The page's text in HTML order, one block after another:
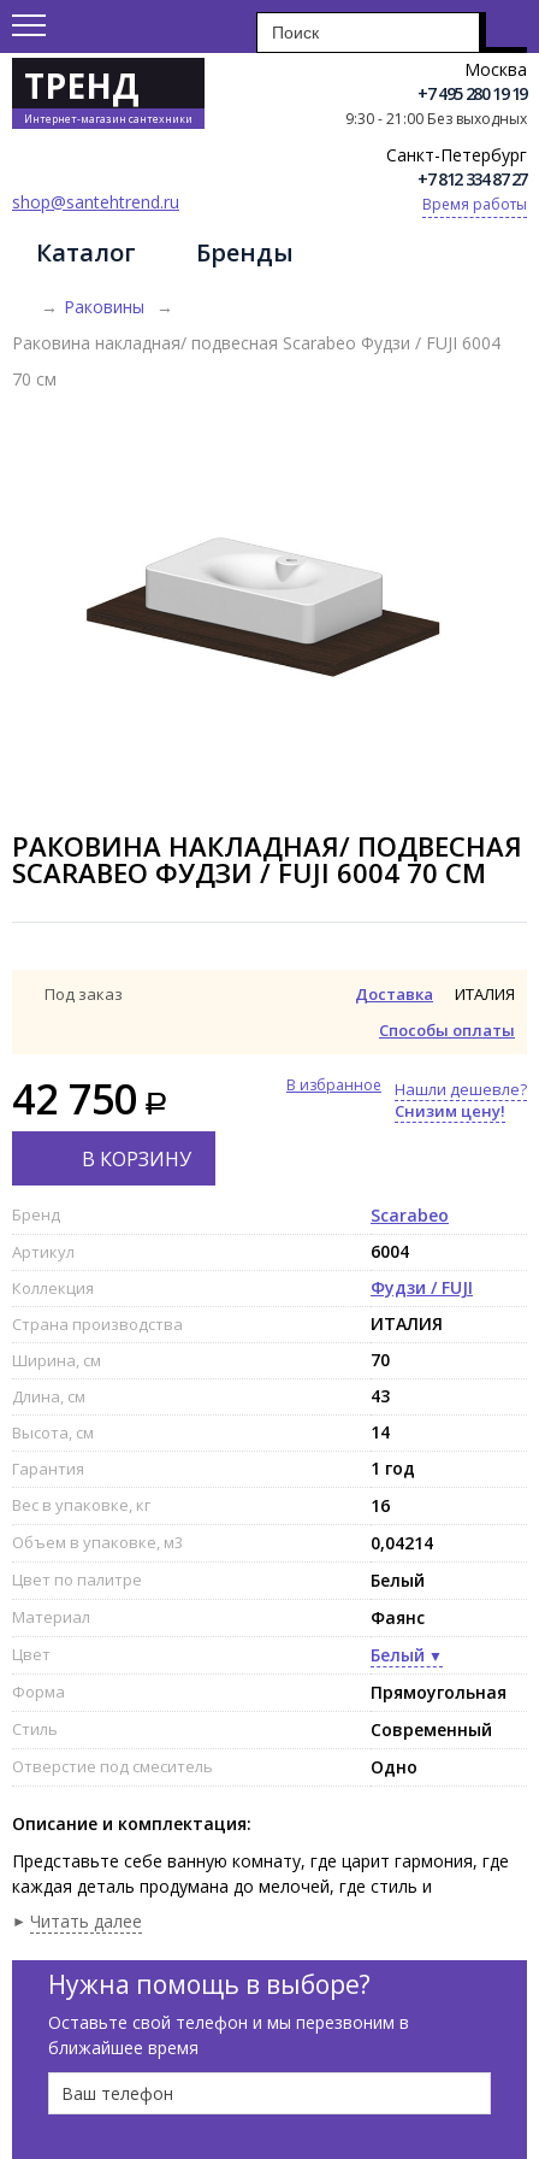
ТРЕНД
Интернет-магазин сантехники
Москва
+7 495 280 19 19
9:30 - 21:00 Без выходных
Санкт-Петербург
+7 812 334 87 27
Время работы
shop@santehtrend.ru
Каталог Бренды
→ Раковины
→
Раковина накладная/ подвесная Scarabeo Фудзи / FUJI 6004
70 см
РАКОВИНА НАКЛАДНАЯ/ ПОДВЕСНАЯ
SCARABEO ФУДЗИ / FUJI 6004 70 СМ
Под заказ
Доставка
Способы оплаты
ИТАЛИЯ
42 750
Нашли дешевле?
Снизим цену!
В избранное
В КОРЗИНУ
Бренд Scarabeo
Артикул 6004
Коллекция Фудзи / FUJI
Страна производства ИТАЛИЯ
Ширина, см 70
Длина, см 43
Высота, см 14
Гарантия 1 год
Вес в упаковке, кг 16
Объем в упаковке, м3 0,04214
Цвет по палитре Белый
Материал Фаянс
Цвет Белый
Форма Прямоугольная
Стиль Современный
Отверстие под смеситель Одно
Описание и комплектация:
Представьте себе ванную комнату, где царит гармония, где
каждая деталь продумана до мелочей, где стиль и
функциональность сливаются воедино. Именно такую
атмосферу создает накладная/подвесная раковина Scarabeo
Фудзи / FUJI 6004 – воплощение элегантного минимализма и
безупречного качества.
Раковина Фудзи / FUJI 6004 – это ода современным
тенденциям дизайна. Ее прямоугольная форма с мягкими,
скругленными углами придает ей особую лаконичность.
Белоснежный фаянс, из которого изготовлена раковина,
наполняет пространство светом и чистотой, создавая
Читать далее
Нужна помощь в выборе?
Оставьте свой телефон и мы перезвоним в
ближайшее время